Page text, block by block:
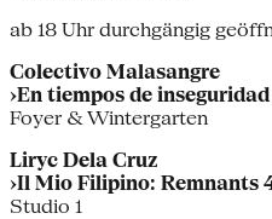
ab 18 Uhr durchgängig
Colectivo Malasangre
›En tiempos de
Foyer & Wintergarten
Liryc Dela Cruz
›Il Mio Filipino: Remnants
Studio 1